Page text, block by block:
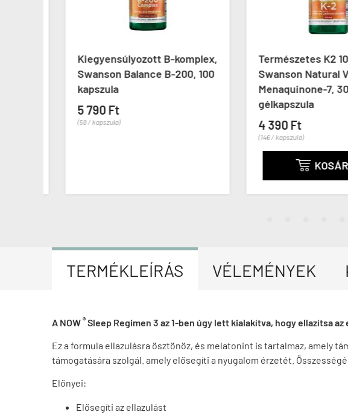
Kiegyensúlyozott B-komplex,
Swanson Balance B-200, 100
kapszula
5 790 Ft
(58 / kapszula)
Természetes K2 100
Swanson Natural
Menaquinone-7, 30
gélkapszula
4 390 Ft
(146 / kapszula)
KOSÁRBA
TERMÉKLEÍRÁS VÉLEMÉNYEK
A NOW ® Sleep Regimen 3 az 1-ben úgy lett kialakítva, hogy ellazítsa
Ez a formula ellazulásra ösztönöz, és melatonint is tartalmaz, amely
támogatására szolgál. amely elősegíti a nyugalom érzetét.
Előnyei:
Elősegíti az ellazulást